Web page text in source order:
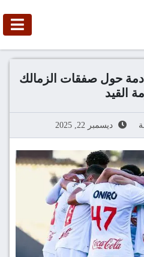
حول صفقات الزمالك
القيد
ديسمبر 22, 2025